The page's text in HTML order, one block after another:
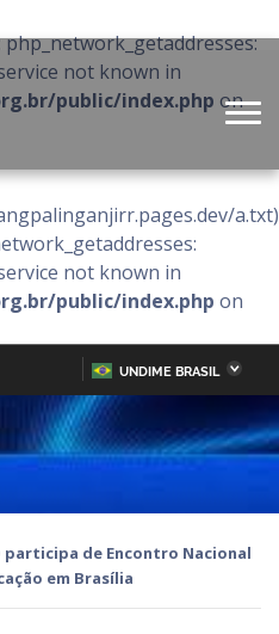
php_network_getaddresses:
not known in
public/index.php on
not known in
public/index.php on
CONTEÚDO
UNDIME BRASIL
Amapá
Maranhão
participa de Encontro Nacional
em Brasília